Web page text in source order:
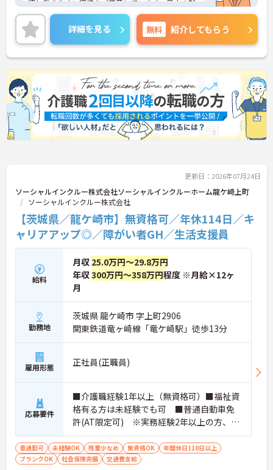
遇と働きやすい環境をご用意しています。最大の魅
力は夜勤なしの日勤のみで年間休日は119日しっか
り確保できる点にあります。毎月付与されるリフレ
ッシュ休暇を利用して連休の取得も可能です。ま
た、子育てサポート企業として「くるみん認定」を
取得しており、こども休暇や充実した扶養手当など
ご家庭との両立を後押しする制度が整っています。
入社後1年間は専用のチューターがつき手厚くフォ
ローするため、新しい環境への不安を軽減できま
す。最大105万円の賞与支給の実績や、宿泊費補助
等の独自の福利厚生制度も備わっており、有資格者
の方がご自身の個性を大切にしながらやりがいを持
って働き続けられるおすすめの職場です。
・身体への負担が少ない夜勤なしの勤務で年間休日
119日がしっかりと確保されています
・毎月1日付与されるリフレッシュ休暇と有給を組
み合わせて連休を取得しプライベートを満喫できま
す
得しており未就学児向けのこども休暇など支援体制
が万全です
【賞与実績最大105万円◎大手法人ならではの手厚
い待遇と福利厚生が魅力です】
・頑張りをしっかり還元する過去実績最大105万円
の賞与や配偶者・お子様への手厚い扶養手当を支給
しています
・宿泊費補助などが受けられる独自の「ツクイPLU
S」や勤続3年以上の退職金制度を完備しています
・社内規定の範囲内で髪色や髪型をはじめネイルや
まつげエクステが自由であり自分らしさを大切に働
と多彩な研修で専門性を高めます 】
・入社後1年間は専門のチューター（指導担当者）
がマンツーマンで手厚くフォローするため新しい環
・資格手当の支給や公的資格取得・自己啓発支援制
度を通じて有資格者のさらなるステップアップを後
押しします
詳細を見る 無料 紹介してもらう
更新日：2026年07月24日
ソーシャルインクルー株式会社ソーシャルインクルーホーム龍ケ崎上町
ソーシャルインクルー株式会社
【茨城県／龍ケ崎市】無資格可／年休114日／キ
ャリアアップ◎／障がい者GH／生活支援員
給料
月収 25.0万円～29.8万円
年収300万円～358万円程度 ※月給×12ヶ
月
勤務地
茨城県 龍ケ崎市 字上町2906
関東鉄道竜ヶ崎線「竜ケ崎駅」徒歩13分
雇用形態 正社員(正職員)
応募要件
■介護職経験1年以上（無資格可）■福祉資
格有る方は未経験でも可 ■普通自動車免
許(AT限定可) ※実務経験2年以上の方、障
がい者福祉に関する経験をお持ちの方大歓
迎
車通勤可 未経験OK 残業少なめ 無資格OK
年間休日110日以上
ブランクOK
社会保険完備 交通費支給